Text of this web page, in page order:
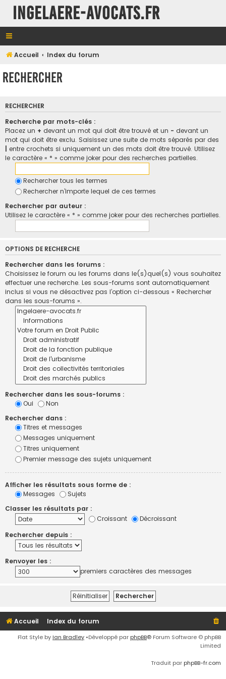
INGELAERE-AVOCATS.FR
Accueil Index du forum
Rechercher
RECHERCHER
Recherche par mots-clés :
Placez un + devant un mot qui doit être trouvé et un - devant un
mot qui doit être exclu. Saisissez une suite de mots séparés par des
entre crochets si uniquement un des mots doit être trouvé. Utilisez
le caractère « * » comme joker pour des recherches partielles.
Rechercher tous les termes
Rechercher n’importe lequel de ces termes
Rechercher par auteur :
Utilisez le caractère « * » comme joker pour des recherches partielles.
OPTIONS DE RECHERCHE
Rechercher dans les forums :
Choisissez le forum ou les forums dans le(s)quel(s) vous souhaitez
effectuer une recherche. Les sous-forums sont automatiquement
inclus si vous ne désactivez pas l’option ci-dessous « Rechercher
dans les sous-forums ».
Rechercher dans les sous-forums :
Oui
Non
Rechercher dans :
Titres et messages
Messages uniquement
Titres uniquement
Premier message des sujets uniquement
Afficher les résultats sous forme de :
Messages
Sujets
Classer les résultats par :
Croissant
Décroissant
Rechercher depuis :
Renvoyer les :
premiers caractères des messages
Accueil Index du forum
Flat Style by Ian Bradley •Développé par phpBB® Forum Software © phpBB
Limited
Traduit par phpBB-fr.com